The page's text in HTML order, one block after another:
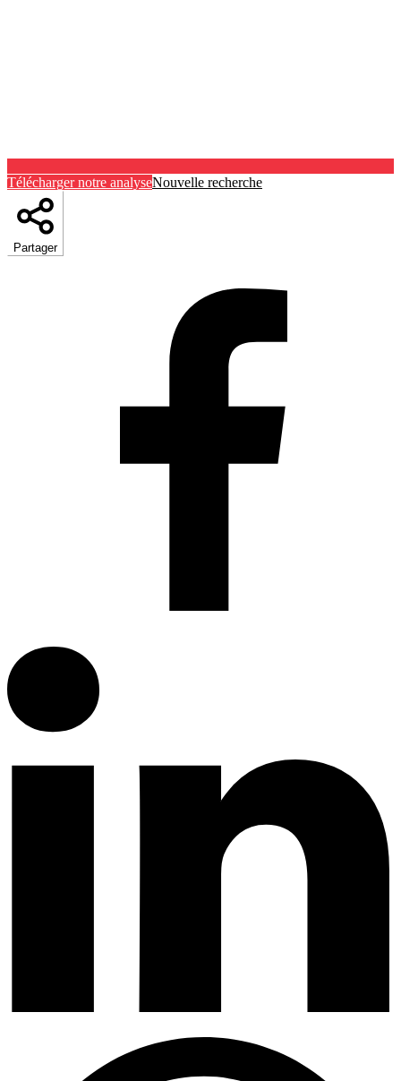
Télécharger notre analyseNouvelle recherche
Partager